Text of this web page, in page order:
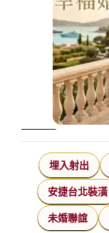
埋入射出
安捷台北裝潢
未婚聯誼